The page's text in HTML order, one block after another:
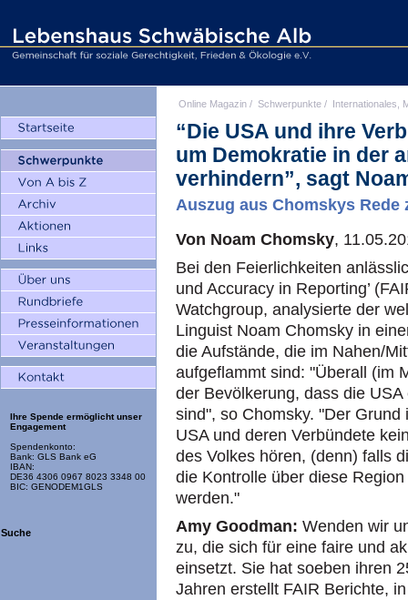
Ihre Spende ermöglicht unser
Engagement
Spendenkonto:
Bank: GLS Bank eG
IBAN:
DE36 4306 0967 8023 3348 00
BIC: GENODEM1GLS
Suche
Online Magazin / Schwerpunkte / Internationales,
“Die USA und ihre
um Demokratie in der
verhindern”, sagt
Auszug aus Chomskys Rede
Von Noam Chomsky,
Bei den Feierlichkeiten
und Accuracy in Reporting’
Watchgroup, analysierte der
Linguist Noam Chomsky in
die Aufstände, die im Nahen/
aufgeflammt sind: "Überall (im
der Bevölkerung, dass die
sind", so Chomsky. "Der
USA und deren Verbündete
des Volkes hören, (denn) falls
die Kontrolle über diese
werden."
Amy Goodman: Wenden wir
zu, die sich für eine faire und
einsetzt. Sie hat soeben ihren
Jahren erstellt FAIR Berichte,